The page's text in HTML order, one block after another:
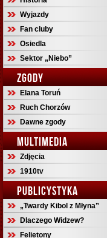
Wyjazdy
Fan cluby
Osiedla
Sektor „Niebo”
ZGODY
Elana Toruń
Ruch Chorzów
Dawne zgody
MULTIMEDIA
Zdjęcia
1910tv
PUBLICYSTYKA
„Twardy Kibol z Młyna”
Dlaczego Widzew?
Felietony